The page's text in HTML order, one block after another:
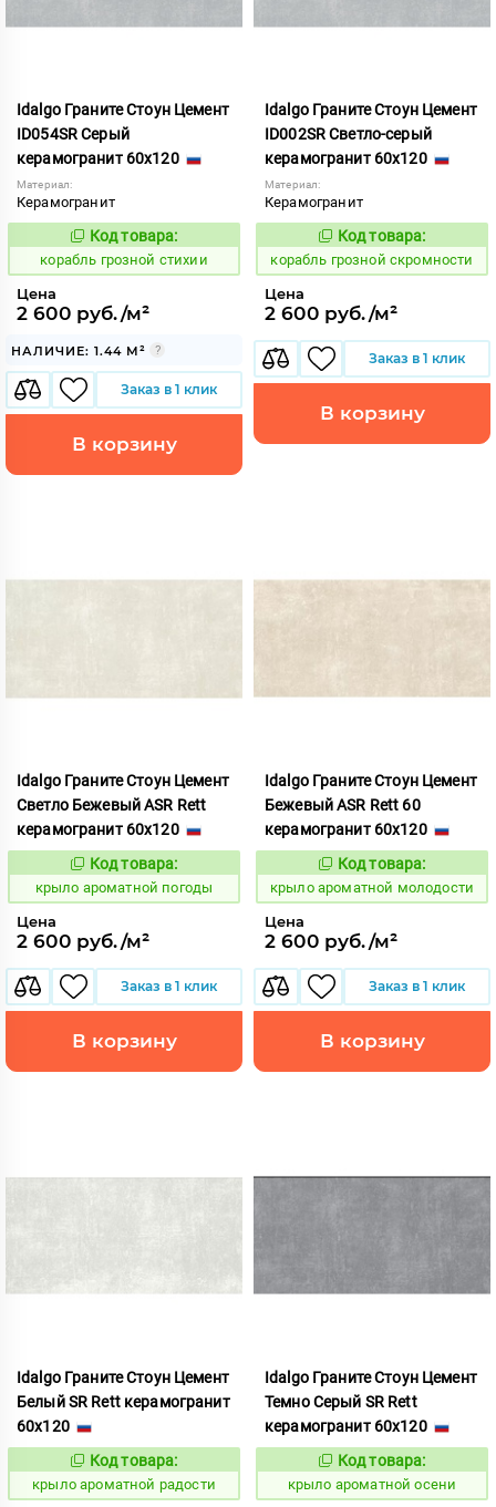
Idalgo Граните Стоун Цемент
ID054SR Серый
керамогранит 60x120
Материал:
Керамогранит
768473
Код товара:
корабль грозной стихии
Цена
2 600 руб./м²
НАЛИЧИЕ: 1.44 М²
Заказ в 1 клик
В корзину
Idalgo Граните Стоун Цемент
ID002SR Светло-серый
керамогранит 60x120
Материал:
Керамогранит
768468
Код товара:
корабль грозной скромности
Цена
2 600 руб./м²
Заказ в 1 клик
В корзину
Idalgo Граните Стоун Цемент
Светло Бежевый ASR Rett
керамогранит 60x120
828446
Код товара:
крыло ароматной погоды
Цена
2 600 руб./м²
Заказ в 1 клик
В корзину
Idalgo Граните Стоун Цемент
Бежевый ASR Rett 60
керамогранит 60x120
828429
Код товара:
крыло ароматной молодости
Цена
2 600 руб./м²
Заказ в 1 клик
В корзину
Idalgo Граните Стоун Цемент
Белый SR Rett керамогранит
60x120
828452
Код товара:
крыло ароматной радости
Idalgo Граните Стоун Цемент
Темно Серый SR Rett
керамогранит 60x120
828440
Код товара:
крыло ароматной осени